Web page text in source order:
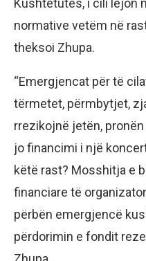
Kushtetutës, i cili lejon
normative vetëm në
theksoi Zhupa.
“Emergjencat për të
tërmetet, përmbytjet,
rrezikojnë jetën,
jo financimi i një
këtë rast? Mosshitja e
financiare të
përbën emergjencë
përdorimin e fondit